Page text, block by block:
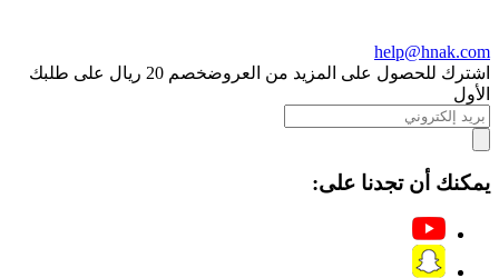
help@hnak.com
اشترك للحصول على المزيد من العروض
خصم 20 ريال على طلبك
الأول
يمكنك أن تجدنا على: